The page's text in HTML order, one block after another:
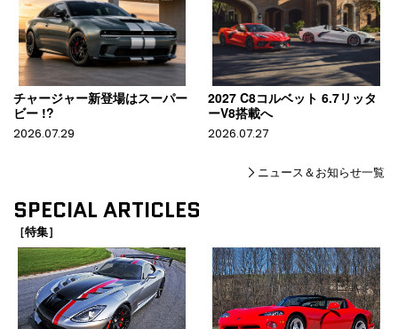
チャージャー新登場はスーパー
ビー !?
2026.07.29
2027 C8コルベット 6.7リッタ
ーV8搭載へ
2026.07.27
ニュース＆お知らせ一覧
SPECIAL ARTICLES
［特集］